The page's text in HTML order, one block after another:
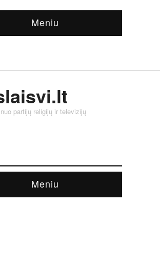
Meniu
partijų religijų ir televizijų
Meniu